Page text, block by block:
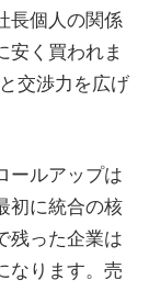
長個人の関係
安く買われま
交渉力を広げ
ールアップは
初に統合の核
残った企業は
なります。売